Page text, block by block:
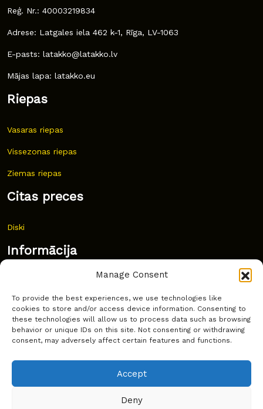
Manage Consent
To provide the best experiences, we use technologies like
cookies to store and/or access device information. Consenting to
these technologies will allow us to process data such as browsing
behavior or unique IDs on this site. Not consenting or withdrawing
consent, may adversely affect certain features and functions.
Accept
Deny
Reģ. Nr.: 40003219834
Adrese: Latgales iela 462 k-1, Rīga, LV-1063
E-pasts: latakko@latakko.lv
Mājas lapa: latakko.eu
Riepas
Vasaras riepas
Vissezonas riepas
Ziemas riepas
Citas preces
Diski
Informācija
Bieži uzdoti jautājumi
Kur pirkt?
Sīkdatņu politika